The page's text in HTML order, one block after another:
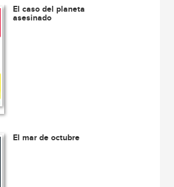
El caso del planeta
asesinado
El mar de octubre